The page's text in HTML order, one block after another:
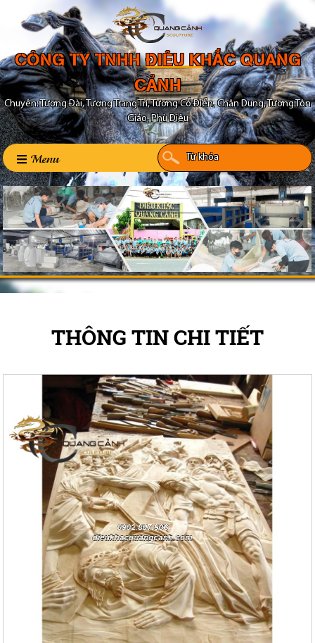
CÔNG TY TNHH ĐIÊU KHẮC QUANG
CẢNH
Chuyên: Tượng Đài, Tượng Trang Trí, Tượng Cổ Điển, Chân Dung, Tượng Tôn
Giáo, Phù Điêu
Menu
THÔNG TIN CHI TIẾT